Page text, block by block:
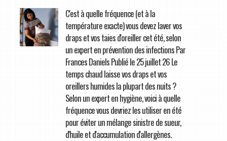
C'est à quelle fréquence (et à la
température exacte) vous devez laver vos
draps et vos taies d'oreiller cet été, selon
un expert en prévention des infections Par
Frances Daniels Publié le 25 juillet 26 Le
temps chaud laisse vos draps et vos
oreillers humides la plupart des nuits ?
Selon un expert en hygiène, voici à quelle
fréquence vous devriez les utiliser en été
pour éviter un mélange sinistre de sueur,
d'huile et d'accumulation d'allergènes.